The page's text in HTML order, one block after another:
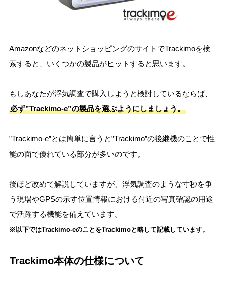
AmazonなどのネットショッピングのサイトでTrackimoを検
索すると、いくつかの製品がヒットすると思います。
もしあなたが浮気調査で購入しようと検討しているならば、
必ず”Trackimo-e”の製品を選ぶようにしましょう。
”Trackimo-e”とは簡単に言うと”Trackimo”の後継機のことで性
能の面で優れている部分が多いのです。
後ほど改めて解説していますが、浮気調査のような寸秒を争
う現場やGPSの示す位置情報における付近の写真確認の用途
で活躍する機能を備えています。
※以下ではTrackimo-eのことをTrackimoと略して記載しています。
Trackimo本体の仕様について